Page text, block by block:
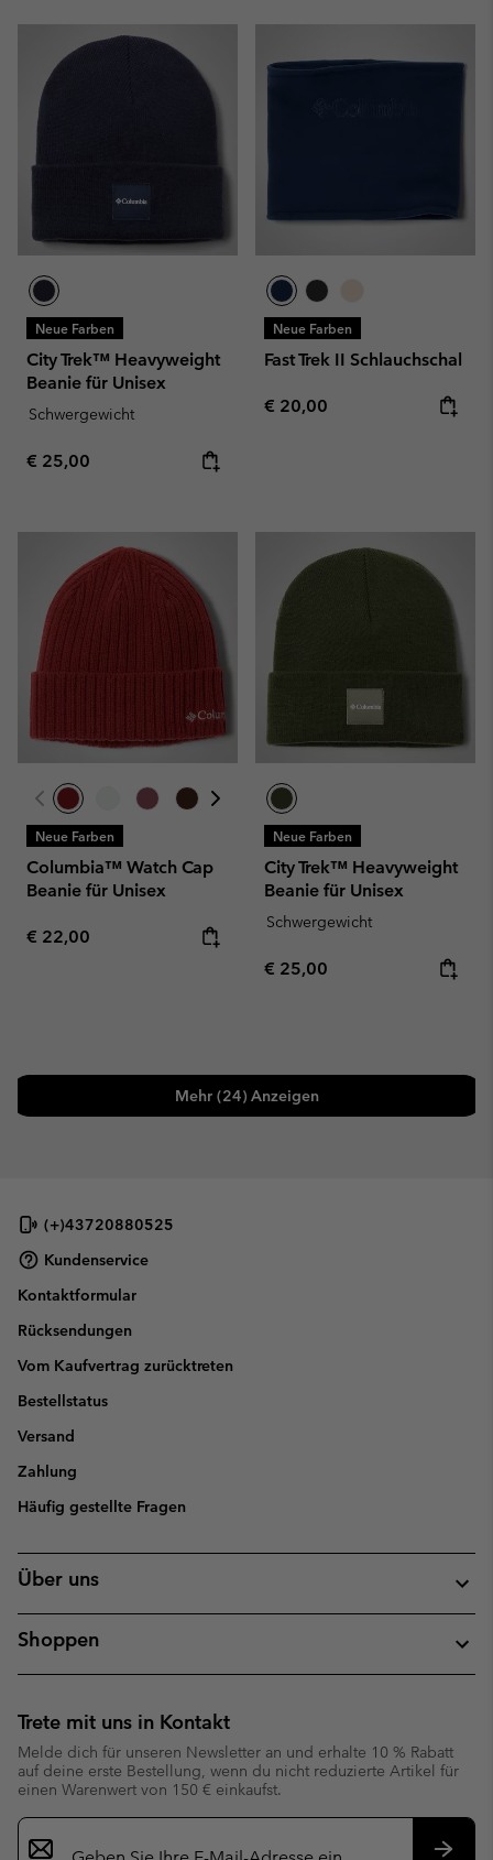
Neue Farben
City Trek™ Heavyweight
Beanie für Unisex
Schwergewicht
Regular price:
€ 25,00
Neue Farben
Fast Trek II Schlauchschal
Regular price:
€ 20,00
Neue Farben
Columbia™ Watch Cap
Beanie für Unisex
Regular price:
€ 22,00
Neue Farben
City Trek™ Heavyweight
Beanie für Unisex
Schwergewicht
Regular price:
€ 25,00
Mehr (24) Anzeigen
(+)43720880525
Kundenservice
Kontaktformular
Rücksendungen
Vom Kaufvertrag zurücktreten
Bestellstatus
Versand
Zahlung
Häufig gestellte Fragen
Über uns
Shoppen
Trete mit uns in Kontakt
Melde dich für unseren Newsletter an und erhalte 10 % Rabatt
auf deine erste Bestellung, wenn du nicht reduzierte Artikel für
einen Warenwert von 150 € einkaufst.
Newsletter-
Anmeldung